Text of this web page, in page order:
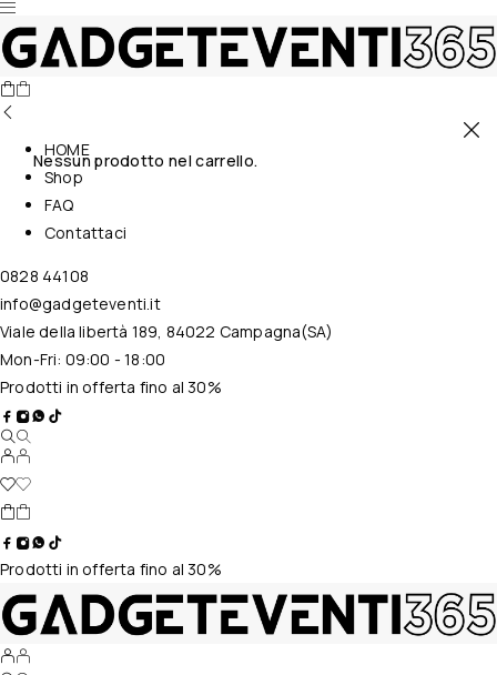
Nessun prodotto nel carrello.
HOME
Shop
FAQ
Contattaci
0828 44108
info@gadgeteventi.it
Viale della libertà 189, 84022 Campagna(SA)
Mon-Fri: 09:00 - 18:00
Prodotti in offerta fino al 30%
Prodotti in offerta fino al 30%